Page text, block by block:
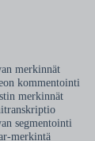
merkinnät
kommentointi
merkinnät
segmentointi
merkintä